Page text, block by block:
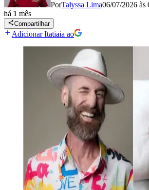
PorTalyssa Lima06/07/2026 às
há 1 mês
Compartilhar
Adicionar Itatiaia ao